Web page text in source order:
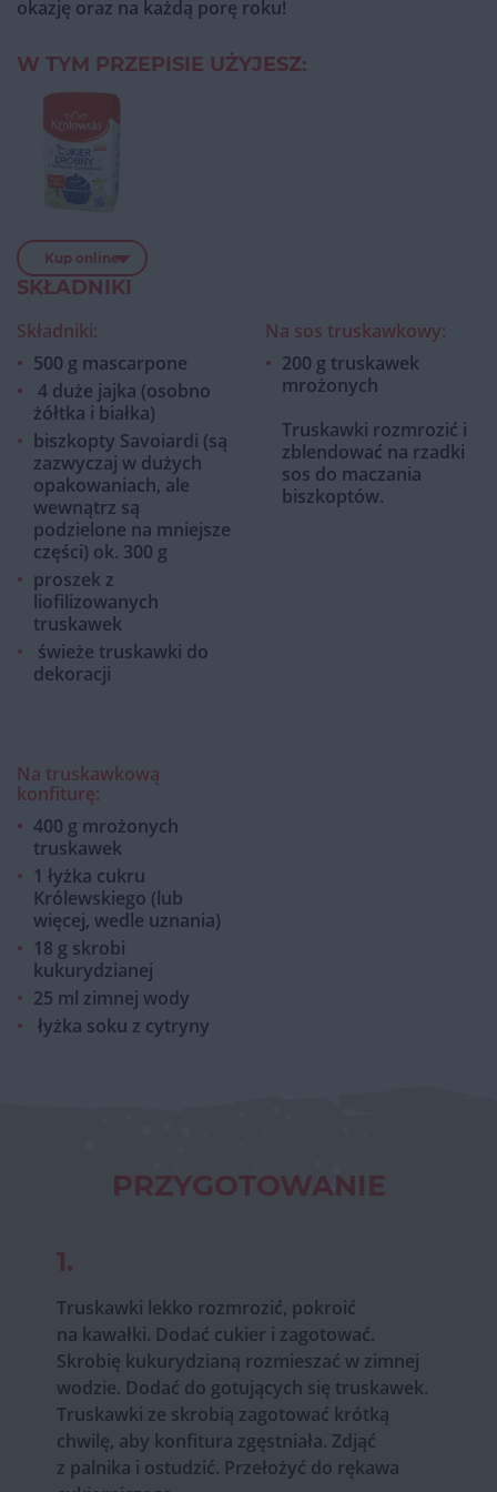
okazję oraz na każdą porę roku!
W TYM PRZEPISIE UŻYJESZ:
Kup online
SKŁADNIKI
Składniki:
500 g mascarpone
4 duże jajka (osobno
żółtka i białka)
biszkopty Savoiardi (są
zazwyczaj w dużych
opakowaniach, ale
wewnątrz są
podzielone na mniejsze
części) ok. 300 g
proszek z
liofilizowanych
truskawek
świeże truskawki do
dekoracji
Na sos truskawkowy:
200 g truskawek
mrożonych
Truskawki rozmrozić i
zblendować na rzadki
sos do maczania
biszkoptów.
Na truskawkową
konfiturę:
400 g mrożonych
truskawek
1 łyżka cukru
Królewskiego (lub
więcej, wedle uznania)
18 g skrobi
kukurydzianej
25 ml zimnej wody
łyżka soku z cytryny
PRZYGOTOWANIE
1.
Truskawki lekko rozmrozić, pokroić
na kawałki. Dodać cukier i zagotować.
Skrobię kukurydzianą rozmieszać w zimnej
wodzie. Dodać do gotujących się truskawek.
Truskawki ze skrobią zagotować krótką
chwilę, aby konfitura zgęstniała. Zdjąć
z palnika i ostudzić. Przełożyć do rękawa